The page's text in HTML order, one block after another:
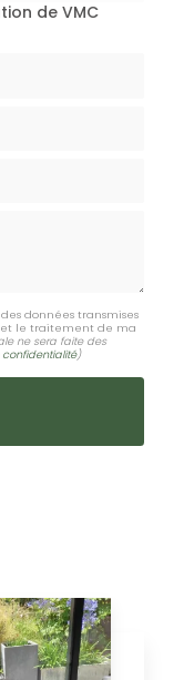
de VMC
données transmises
le traitement de ma
ne sera faite des
)